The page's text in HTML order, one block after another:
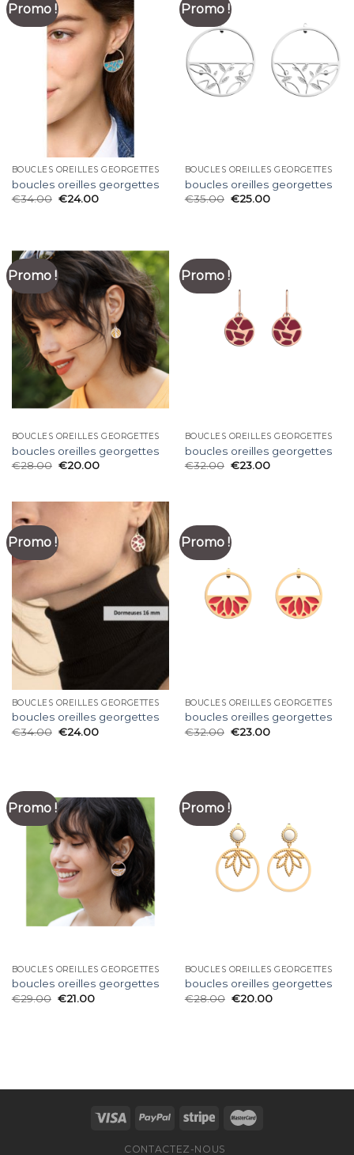
Promo !
BOUCLES OREILLES GEORGETTES
boucles oreilles georgettes
€34.00 €24.00
Promo !
BOUCLES OREILLES GEORGETTES
boucles oreilles georgettes
€35.00 €25.00
Promo !
BOUCLES OREILLES GEORGETTES
boucles oreilles georgettes
€28.00 €20.00
Promo !
BOUCLES OREILLES GEORGETTES
boucles oreilles georgettes
€32.00 €23.00
Promo !
BOUCLES OREILLES GEORGETTES
boucles oreilles georgettes
€34.00 €24.00
Promo !
BOUCLES OREILLES GEORGETTES
boucles oreilles georgettes
€32.00 €23.00
Promo !
BOUCLES OREILLES GEORGETTES
boucles oreilles georgettes
€29.00 €21.00
Promo !
BOUCLES OREILLES GEORGETTES
boucles oreilles georgettes
€28.00 €20.00
CONTACTEZ-NOUS